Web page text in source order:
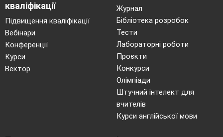
кваліфікації
Підвищення кваліфікації
Вебінари
Конференції
Курси
Вектор
Журнал
Бібліотека розробок
Тести
Лабораторні роботи
Проєкти
Конкурси
Олімпіади
Штучний інтелект для
вчителів
Курси англійської мови